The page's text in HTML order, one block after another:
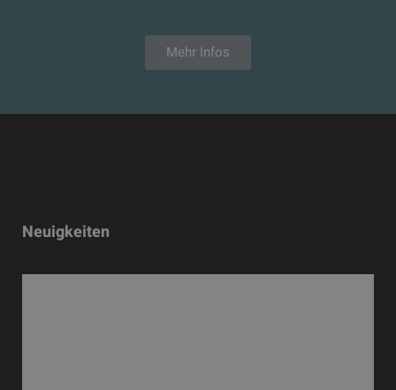
Mehr Infos
Neuigkeiten